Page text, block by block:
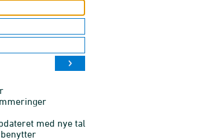
med nye tal